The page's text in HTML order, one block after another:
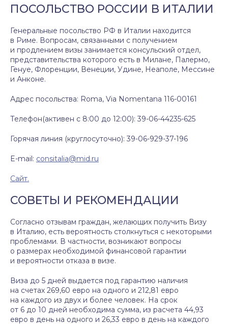
ПОСОЛЬСТВО РОССИИ В ИТАЛИИ
Генеральные посольство РФ в Италии находится
в Риме. Вопросам, связанными с получением
и продлением визы занимается консульский отдел,
представительства которого есть в Милане, Палермо,
Генуе, Флоренции, Венеции, Удине, Неаполе, Мессине
и Анконе.
Адрес посольства: Roma, Via Nomentana 116-00161
Телефон(активен с 8:00 до 12:00): 39-06-44235-625
Горячая линия (круглосуточно): 39-06-929-37-196
E-mail: consitalia@mid.ru
Сайт.
СОВЕТЫ И РЕКОМЕНДАЦИИ
Согласно отзывам граждан, желающих получить Визу
в Италию, есть вероятность столкнуться с некоторыми
проблемами. В частности, возникают вопросы
о размерах необходимой финансовой гарантии
и вероятности отказа в визе.
Виза до 5 дней выдается под гарантию наличия
на счетах 269,60 евро на одного и 212,81 евро
на каждого из двух и более человек. На срок
от 6 до 10 дней необходима сумма, из расчета 44,93
евро в день на одного и 26,33 евро в день на каждого